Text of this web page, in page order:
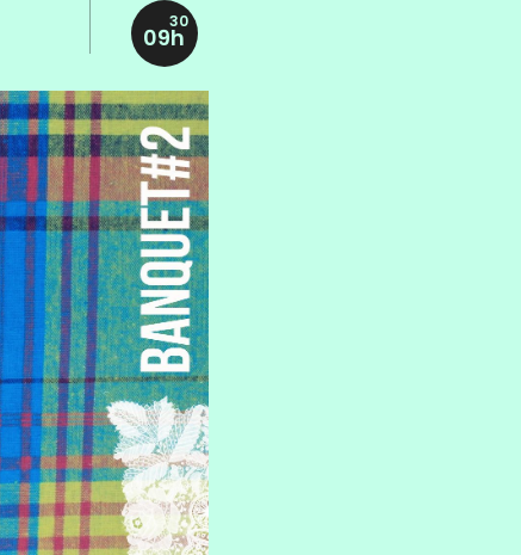
09h
30